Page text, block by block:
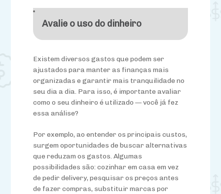
Avalie o uso do dinheiro
Existem diversos gastos que podem ser
ajustados para manter as finanças mais
organizadas e garantir mais tranquilidade no
seu dia a dia. Para isso, é importante avaliar
como o seu dinheiro é utilizado — você já fez
essa análise?
Por exemplo, ao entender os principais custos,
surgem oportunidades de buscar alternativas
que reduzam os gastos. Algumas
possibilidades são: cozinhar em casa em vez
de pedir delivery, pesquisar os preços antes
de fazer compras, substituir marcas por